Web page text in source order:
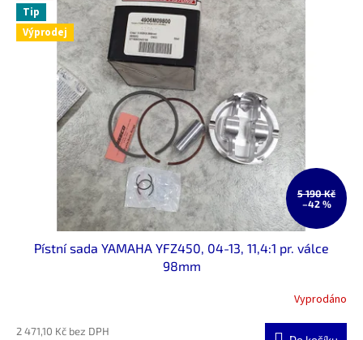
Tip
Výprodej
5 190 Kč
–42 %
Pístní sada YAMAHA YFZ450, 04-13, 11,4:1 pr. válce
98mm
Vyprodáno
2 471,10 Kč bez DPH